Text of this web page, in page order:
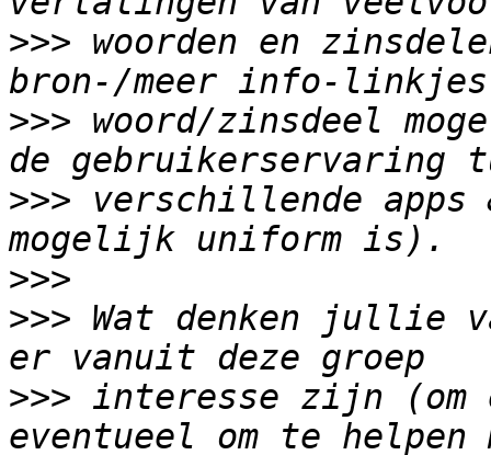
>>> woorden en
>>> woord/zinsdeel
>>> verschillende apps
>>>
>>> Wat denken jullie
>>> interesse zijn (om